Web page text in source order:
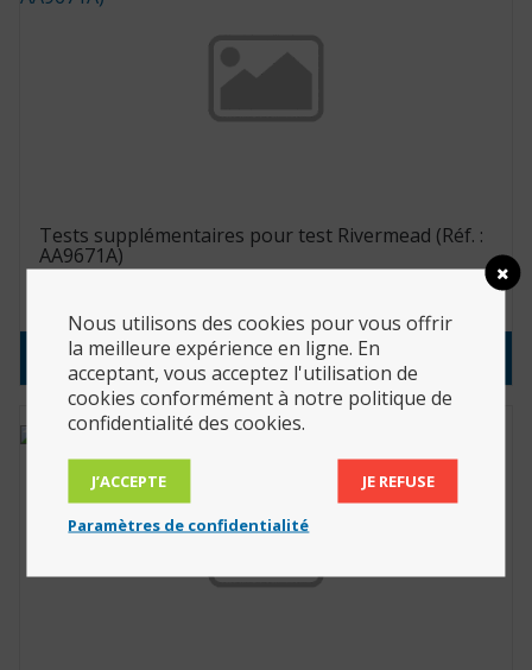
Tests supplémentaires pour test Rivermead (Réf. :
AA9671A)
Consulter le produit
Nous utilisons des cookies pour vous offrir
la meilleure expérience en ligne. En
acceptant, vous acceptez l'utilisation de
cookies conformément à notre politique de
confidentialité des cookies.
J’ACCEPTE JE REFUSE
Paramètres de confidentialité